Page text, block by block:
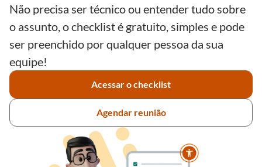
Não precisa ser técnico ou entender tudo sobre
o assunto, o checklist é gratuito, simples e pode
ser preenchido por qualquer pessoa da sua
equipe!
Acessar o checklist
Agendar reunião